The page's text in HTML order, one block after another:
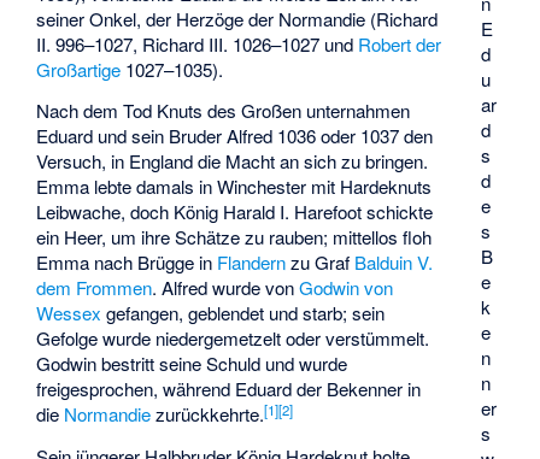
E
d
u
ar
d
s
d
e
s
B
e
k
e
n
n
er
s
seiner Onkel, der Herzöge der Normandie (Richard
II. 996–1027, Richard III. 1026–1027 und Robert der
Großartige 1027–1035).
Nach dem Tod Knuts des Großen unternahmen
Eduard und sein Bruder Alfred 1036 oder 1037 den
Versuch, in England die Macht an sich zu bringen.
Emma lebte damals in Winchester mit Hardeknuts
Leibwache, doch König Harald I. Harefoot schickte
ein Heer, um ihre Schätze zu rauben; mittellos floh
Emma nach Brügge in Flandernzu Graf Balduin V.
dem Frommen. Alfred wurde vonGodwin von
Wessex gefangen, geblendet und starb; sein
Gefolge wurde niedergemetzelt oder verstümmelt.
Godwin bestritt seine Schuld und wurde
freigesprochen, während Eduard der Bekenner in
die Normandiezurückkehrte.[1][2]